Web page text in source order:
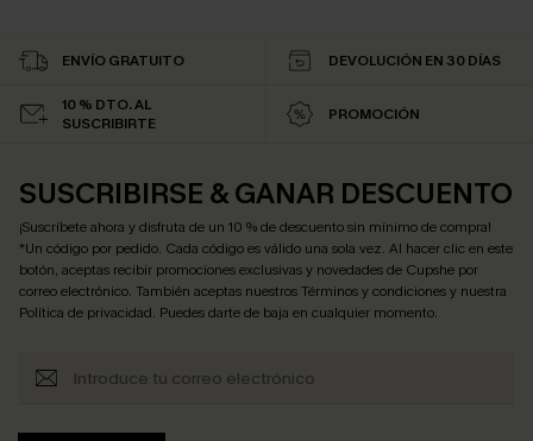
ENVÍO GRATUITO DEVOLUCIÓN EN 30 DÍAS
10 % DTO. AL
SUSCRIBIRTE
PROMOCIÓN
SUSCRIBIRSE & GANAR DESCUENTO
¡Suscríbete ahora y disfruta de un 10 % de descuento sin mínimo de compra!
*Un código por pedido. Cada código es válido una sola vez. Al hacer clic en este
botón, aceptas recibir promociones exclusivas y novedades de Cupshe por
correo electrónico. También aceptas nuestrosTérminos y condicionesy nuestra
Política de privacidad. Puedes darte de baja en cualquier momento.